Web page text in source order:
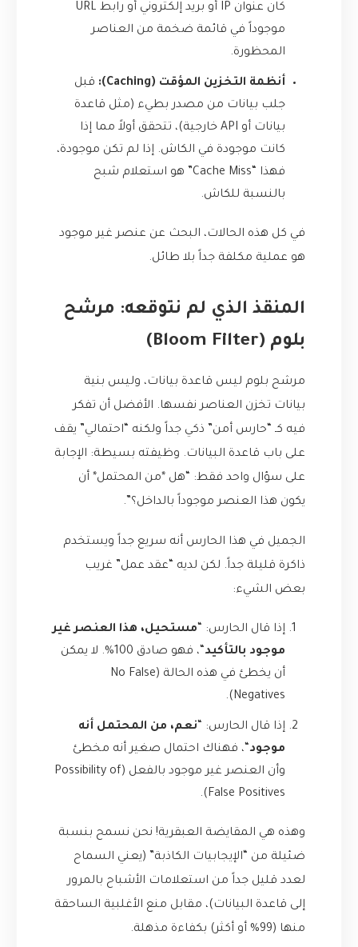
كان عنوان IP أو بريد إلكتروني أو رابط URL
موجوداً في قائمة ضخمة من العناصر
المحظورة.
أنظمة التخزين المؤقت (Caching):
قبل
جلب بيانات من مصدر بطيء (مثل قاعدة
بيانات أو API خارجية)، تتحقق أولاً مما إذا
كانت موجودة في الكاش. إذا لم تكن موجودة،
فهذا “Cache Miss” هو استعلام شبح
بالنسبة للكاش.
في كل هذه الحالات، البحث عن عنصر غير موجود
هو عملية مكلفة جداً بلا طائل.
المنقذ الذي لم نتوقعه: مرشح
بلوم (Bloom Filter)
مرشح بلوم ليس قاعدة بيانات، وليس بنية
بيانات تخزن العناصر نفسها. الأفضل أن تفكر
فيه كـ “حارس أمن” ذكي جداً ولكنه “احتمالي” يقف
على باب قاعدة البيانات. وظيفته بسيطة: الإجابة
على سؤال واحد فقط: “هل *من المحتمل* أن
يكون هذا العنصر موجوداً بالداخل؟”.
الجميل في هذا الحارس أنه سريع جداً ويستخدم
ذاكرة قليلة جداً. لكن لديه “عقد عمل” غريب
بعض الشيء:
إذا قال الحارس: “ مستحيل، هذا العنصر غير
موجود بالتأكيد
“، فهو صادق 100%. لا يمكن
أن يخطئ في هذه الحالة (No False
Negatives).
إذا قال الحارس: “ نعم، من المحتمل أنه
موجود “، فهناك احتمال صغير أنه مخطئ
وأن العنصر غير موجود بالفعل (Possibility of
False Positives).
وهذه هي المقايضة العبقرية! نحن نسمح بنسبة
ضئيلة من “الإيجابيات الكاذبة” (يعني السماح
لعدد قليل جداً من استعلامات الأشباح بالمرور
إلى قاعدة البيانات)، مقابل منع الأغلبية الساحقة
منها (99% أو أكثر) بكفاءة مذهلة.